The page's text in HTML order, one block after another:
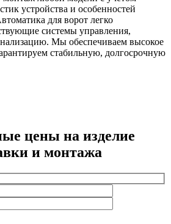
устройства и особенностей
для ворот легко
системы управления,
Мы обеспечиваем высокое
стабильную, долгосрочную
цены на изделие
и монтажа